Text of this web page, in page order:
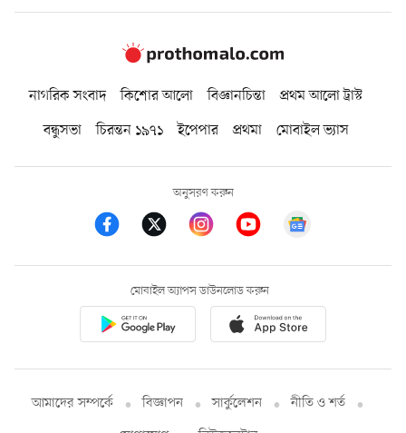
নাগরিক সংবাদ কিশোর আলো বিজ্ঞানচিন্তা
প্রথম আলো ট্রাস্ট
বন্ধুসভা
চিরন্তন ১৯৭১ ইপেপার প্রথমা মোবাইল ভ্যাস
অনুসরণ করুন
মোবাইল অ্যাপস ডাউনলোড করুন
আমাদের সম্পর্কে বিজ্ঞাপন সার্কুলেশন
নীতি ও শর্ত